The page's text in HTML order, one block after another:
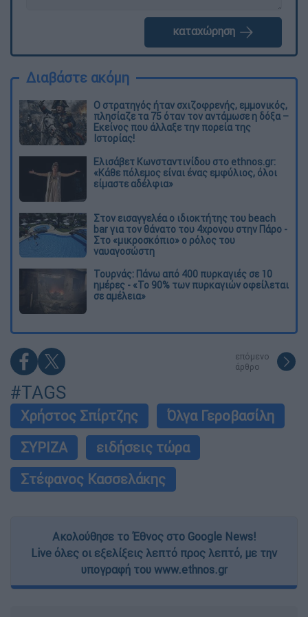
καταχώρηση
Διαβάστε ακόμη
O στρατηγός ήταν σχιζοφρενής, εμμονικός,
πλησίαζε τα 75 όταν τον αντάμωσε η δόξα –
Εκείνος που άλλαξε την πορεία της
Ιστορίας!
Ελισάβετ Κωνσταντινίδου στο ethnos.gr:
«Κάθε πόλεμος είναι ένας εμφύλιος, όλοι
είμαστε αδέλφια»
Στον εισαγγελέα ο ιδιοκτήτης του beach
bar για τον θάνατο του 4χρονου στην Πάρο -
Στο «μικροσκόπιο» ο ρόλος του
ναυαγοσώστη
Τουρνάς: Πάνω από 400 πυρκαγιές σε 10
ημέρες - «Το 90% των πυρκαγιών οφείλεται
σε αμέλεια»
επόμενο
άρθρο
#TAGS
Χρήστος Σπίρτζης
Όλγα Γεροβασίλη
ΣΥΡΙΖΑ
ειδήσεις τώρα
Στέφανος Κασσελάκης
Ακολούθησε το Έθνος στο Google News!
Live όλες οι εξελίξεις λεπτό προς λεπτό, με την
υπογραφή του www.ethnos.gr